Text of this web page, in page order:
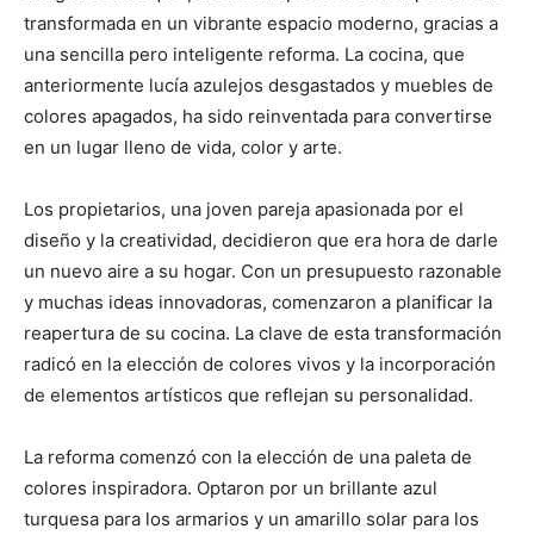
transformada en un vibrante espacio moderno, gracias a
una sencilla pero inteligente reforma. La cocina, que
anteriormente lucía azulejos desgastados y muebles de
colores apagados, ha sido reinventada para convertirse
en un lugar lleno de vida, color y arte.
Los propietarios, una joven pareja apasionada por el
diseño y la creatividad, decidieron que era hora de darle
un nuevo aire a su hogar. Con un presupuesto razonable
y muchas ideas innovadoras, comenzaron a planificar la
reapertura de su cocina. La clave de esta transformación
radicó en la elección de colores vivos y la incorporación
de elementos artísticos que reflejan su personalidad.
La reforma comenzó con la elección de una paleta de
colores inspiradora. Optaron por un brillante azul
turquesa para los armarios y un amarillo solar para los